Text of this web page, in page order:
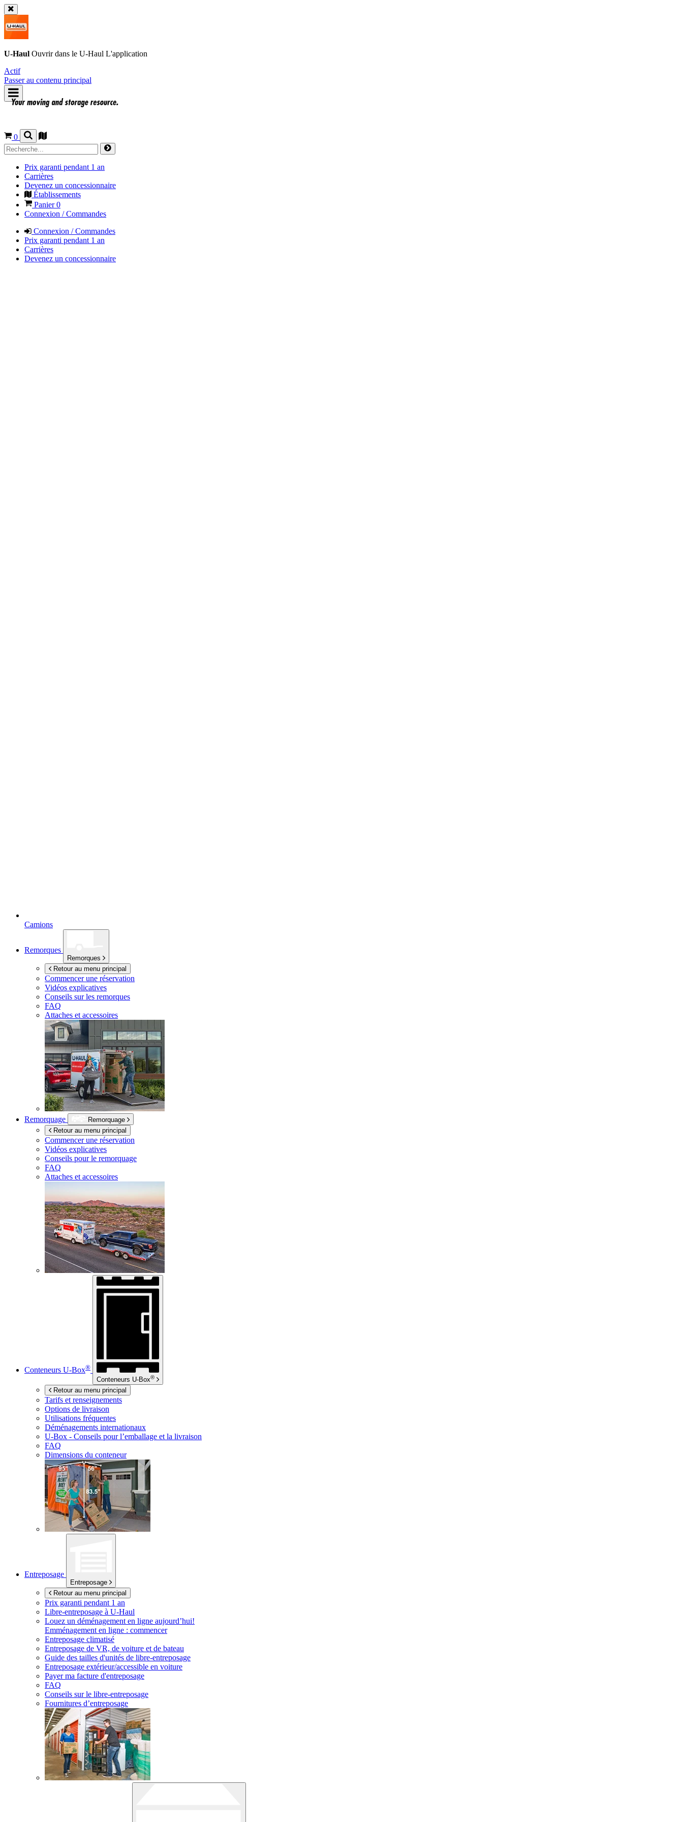
U-Haul Ouvrir dans le U-Haul L'application
Actif
Passer au contenu principal
0
Prix garanti pendant 1 an
Carrières
Devenez un concessionnaire
Établissements
Panier0
Connexion / Commandes
Connexion / Commandes
Prix garanti pendant 1 an
Carrières
Devenez un concessionnaire
Camions
Remorques
Remorques
Retour au menu principal
Commencer une réservation
Vidéos explicatives
Conseils sur les remorques
FAQ
Attaches et accessoires
Remorquage
Remorquage
Retour au menu principal
Commencer une réservation
Vidéos explicatives
Conseils pour le remorquage
FAQ
Attaches et accessoires
Conteneurs U-Box®
Conteneurs U-Box®
Retour au menu principal
Tarifs et renseignements
Options de livraison
Utilisations fréquentes
Déménagements internationaux
U-Box - Conseils pour l’emballage et la livraison
FAQ
Dimensions du conteneur
Entreposage
Entreposage
Retour au menu principal
Prix garanti pendant 1 an
Libre-entreposage à U-Haul
Louez un déménagement en ligne aujourd’hui!
Emménagement en ligne : commencer
Entreposage climatisé
Entreposage de VR, de voiture et de bateau
Guide des tailles d'unités de libre-entreposage
Entreposage extérieur/accessible en voiture
Payer ma facture d'entreposage
FAQ
Conseils sur le libre-entreposage
Fournitures d’entreposage